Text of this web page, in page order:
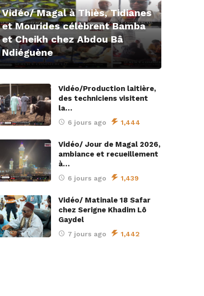
Vidéo/ Magal à Thiès, Tidianes
et Mourides célèbrent Bamba
et Cheikh chez Abdou Bâ
Ndiéguène
Vidéo/Production laitière,
des techniciens visitent
la…
6 jours ago 1,444
Vidéo/ Jour de Magal 2026,
ambiance et recueillement
à…
6 jours ago 1,439
Vidéo/ Matinale 18 Safar
chez Serigne Khadim Lô
Gaydel
7 jours ago 1,442